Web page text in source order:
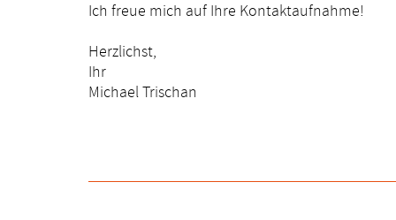
Ich freue mich auf Ihre Kontaktaufnahme!
Herzlichst,
Ihr
Michael Trischan